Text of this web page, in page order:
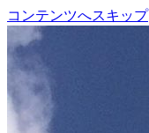
コンテンツへスキップ